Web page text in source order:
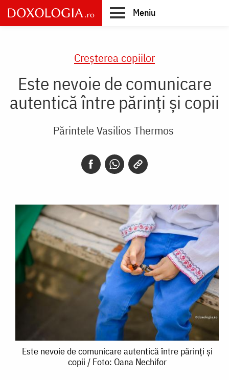
Skip
to
main
Meniu
Creşterea copiilor
Este nevoie de comunicare
autentică între părinți și copii
Părintele Vasilios Thermos
Este
Este nevoie de comunicare autentică între părinți și
copii / Foto: Oana Nechifor